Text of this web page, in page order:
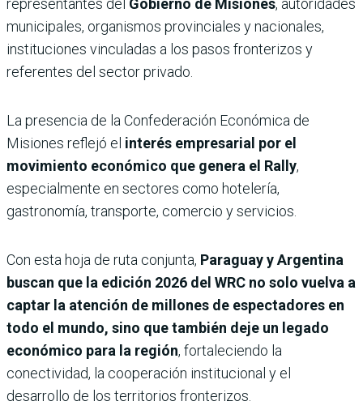
representantes del Gobierno de Misiones, autoridades
municipales, organismos provinciales y nacionales,
instituciones vinculadas a los pasos fronterizos y
referentes del sector privado.
La presencia de la Confederación Económica de
Misiones reflejó el interés empresarial por el
movimiento económico que genera el Rally,
especialmente en sectores como hotelería,
gastronomía, transporte, comercio y servicios.
Con esta hoja de ruta conjunta, Paraguay y Argentina
buscan que la edición 2026 del WRC no solo vuelva a
captar la atención de millones de espectadores en
todo el mundo, sino que también deje un legado
económico para la región, fortaleciendo la
conectividad, la cooperación institucional y el
desarrollo de los territorios fronterizos.